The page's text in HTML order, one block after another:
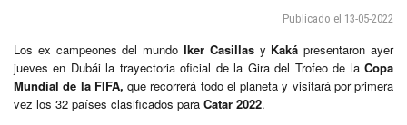
Publicado el 13-05-2022
Los ex campeones del mundo Iker Casillasy Kaká presentaron ayer
jueves en Dubái la trayectoria oficial de la Gira del Trofeo de la Copa
Mundial de la FIFA, que recorrerá todo el planeta y visitará por primera
vez los 32 países clasificados para Catar 2022.